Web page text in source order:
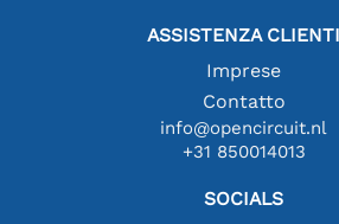
ASSISTENZA CLIENTI
Imprese
Contatto
info@opencircuit.nl
+31 850014013
SOCIALS